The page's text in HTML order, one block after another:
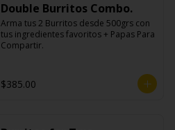
Double Burritos Combo.
Arma tus 2 Burritos desde 500grs con
tus ingredientes favoritos + Papas Para
Compartir.
$385.00